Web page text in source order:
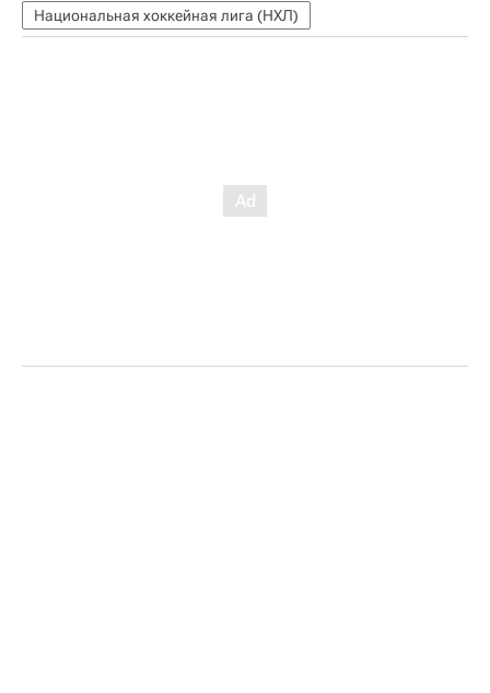
Национальная хоккейная лига (НХЛ)